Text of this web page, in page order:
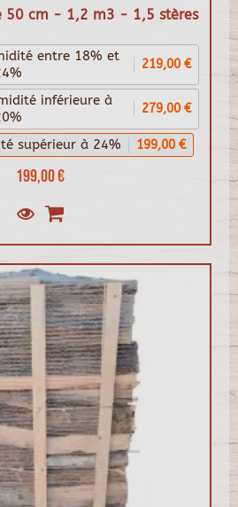
50 cm - 1,2 m3 - 1,5 stères
199,00 €
entre 18% et
219,00 €
inférieure à
279,00 €
supérieur à 24% 199,00 €